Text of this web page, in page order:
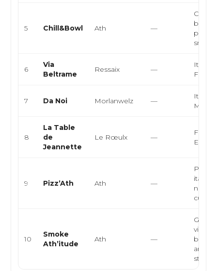
5 Chill&Bowl Ath —
bowl
6
Via
Beltrame
Ressaix —
7 Da Noi Morlanwelz —
8
La Table
de
Jeannette
Le Rœulx —
9 Pizz’Ath Ath —
cuisi...
10
Smoke
Ath’itude
Ath —